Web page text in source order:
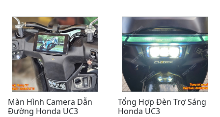
Màn Hình Camera Dẫn
Đường Honda UC3
Tổng Hợp Đèn Trợ Sáng
Honda UC3